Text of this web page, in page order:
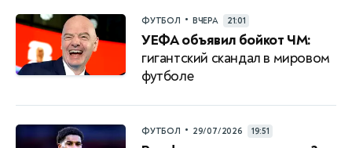
ФУТБОЛ • ВЧЕРА 21:01
УЕФА объявил бойкот ЧМ:
гигантский скандал в мировом
футболе
ФУТБОЛ • 29/07/2026 19:51